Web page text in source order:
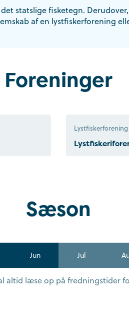
statslige fisketegn.
af en lystfiskerforening
Foreninger
Lystfiskerforening
Sæson
Jun Jul
altid læse op på fredningstider